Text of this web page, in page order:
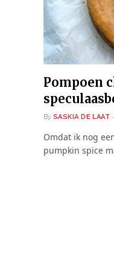
Pompoen
By SASKIA DE LAAT
Omdat ik nog
pumpkin spice